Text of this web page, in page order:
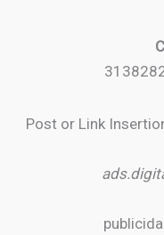
Post or Link